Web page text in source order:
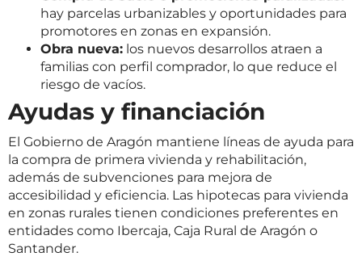
hay parcelas urbanizables y oportunidades para
promotores en zonas en expansión.
Obra nueva: los nuevos desarrollos atraen a
familias con perfil comprador, lo que reduce el
riesgo de vacíos.
Ayudas y financiación
El Gobierno de Aragón mantiene líneas de ayuda para
la compra de primera vivienda y rehabilitación,
además de subvenciones para mejora de
accesibilidad y eficiencia. Las hipotecas para vivienda
en zonas rurales tienen condiciones preferentes en
entidades como Ibercaja, Caja Rural de Aragón o
Santander.